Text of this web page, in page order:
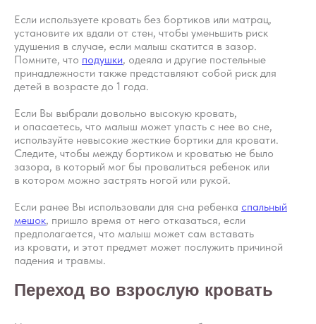
Если используете кровать без бортиков или матрац,
установите их вдали от стен, чтобы уменьшить риск
удушения в случае, если малыш скатится в зазор.
Помните, что подушки, одеяла и другие постельные
принадлежности также представляют собой риск для
детей в возрасте до 1 года.
Если Вы выбрали довольно высокую кровать,
и опасаетесь, что малыш может упасть с нее во сне,
используйте невысокие жесткие бортики для кровати.
Следите, чтобы между бортиком и кроватью не было
зазора, в который мог бы провалиться ребенок или
в котором можно застрять ногой или рукой.
Если ранее Вы использовали для сна ребенка спальный
мешок, пришло время от него отказаться, если
предполагается, что малыш может сам вставать
из кровати, и этот предмет может послужить причиной
падения и травмы.
Переход во взрослую кровать
Подробнее
Запишитесь на первичную
консультацию — начните
высыпаться всей семьёй